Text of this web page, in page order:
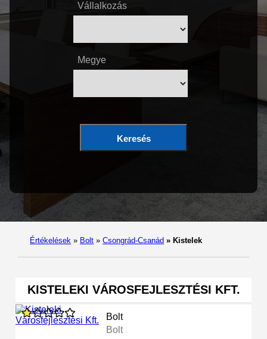
Vállalkozás
Megye
Keresés
Értékelések » Bolt » Csongrád-Csanád » Kistelek
KISTELEKI VÁROSFEJLESZTÉSI KFT.
Bolt
Bolt